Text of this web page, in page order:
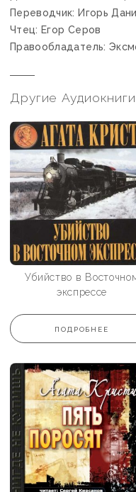
Переводчик: Игорь
Чтец: Егор Серов
Правообладатель:
Другие
Убийство в
экспрессе
ПОДРОБНЕЕ